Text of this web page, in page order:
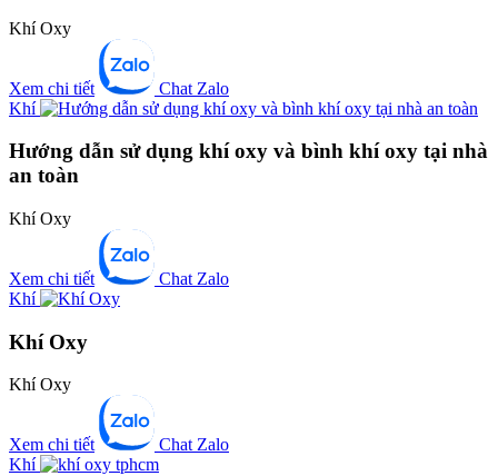
Khí Oxy
Xem chi tiết
Chat Zalo
Khí
Hướng dẫn sử dụng khí oxy và bình khí oxy tại nhà
an toàn
Khí Oxy
Xem chi tiết
Chat Zalo
Khí
Khí Oxy
Khí Oxy
Xem chi tiết
Chat Zalo
Khí